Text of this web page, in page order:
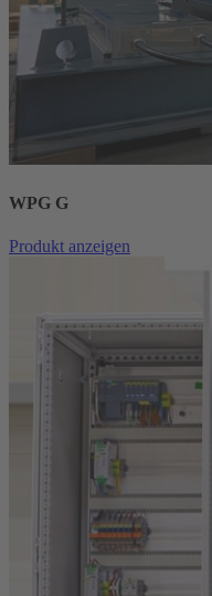
WPG G
Produkt anzeigen